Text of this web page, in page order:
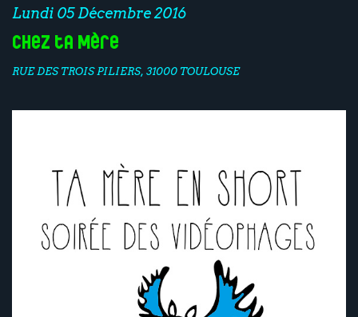
Lundi 05 Décembre 2016
Chez ta Mère
RUE DES TROIS PILIERS, 31000 TOULOUSE